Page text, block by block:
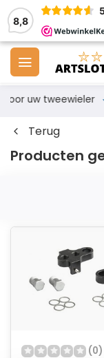
8,8
voor uw tweewieler
Terug
Producten
(0)